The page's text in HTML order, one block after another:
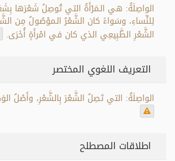
الواصِلَةُ: هي الـمَرْأَةُ التي تُوصِلُ شَعْرَها
لِلنِّساءِ، وسَواءً كان الشَّعْرُ الـموْصُولُ مِن
الشَّعْرِ الطَّبِيعِي الذي كان في امْرأَةٍ أُخَرَى.
التعريف اللغوي المختصر
الواصِلَةُ: التي تَصِلُ الشَّعْرَ بِالشَّعْرِ، وأَصْلُ
اطلاقات المصطلح